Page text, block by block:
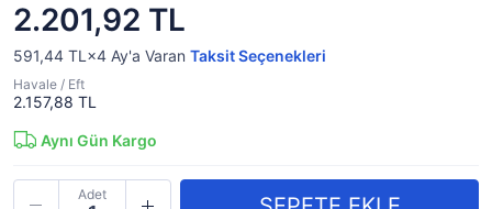
2.201,92 TL
591,44 TL×4 Ay'a Varan Taksit Seçenekleri
Havale / Eft
2.157,88 TL
Aynı Gün Kargo
Adet